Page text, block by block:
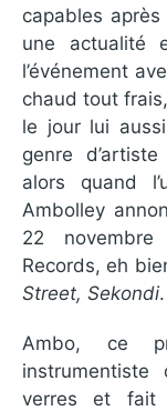
capables
une actualité
l’événement
chaud tout
le jour lui
genre
alors quand
Ambolley
22
Records, eh
Street, Sekondi.
Ambo, ce
verres et fait